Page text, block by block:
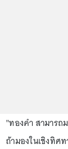
"ทองคำ สามารถ
ถ้ามองในเชิงทิศ